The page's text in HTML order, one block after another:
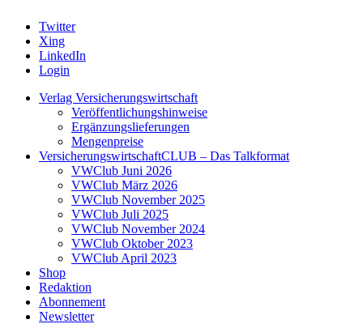
Twitter
Xing
LinkedIn
Login
Verlag Versicherungswirtschaft
Veröffentlichungshinweise
Ergänzungslieferungen
Mengenpreise
VersicherungswirtschaftCLUB – Das Talkformat
VWClub Juni 2026
VWClub März 2026
VWClub November 2025
VWClub Juli 2025
VWClub November 2024
VWClub Oktober 2023
VWClub April 2023
Shop
Redaktion
Abonnement
Newsletter